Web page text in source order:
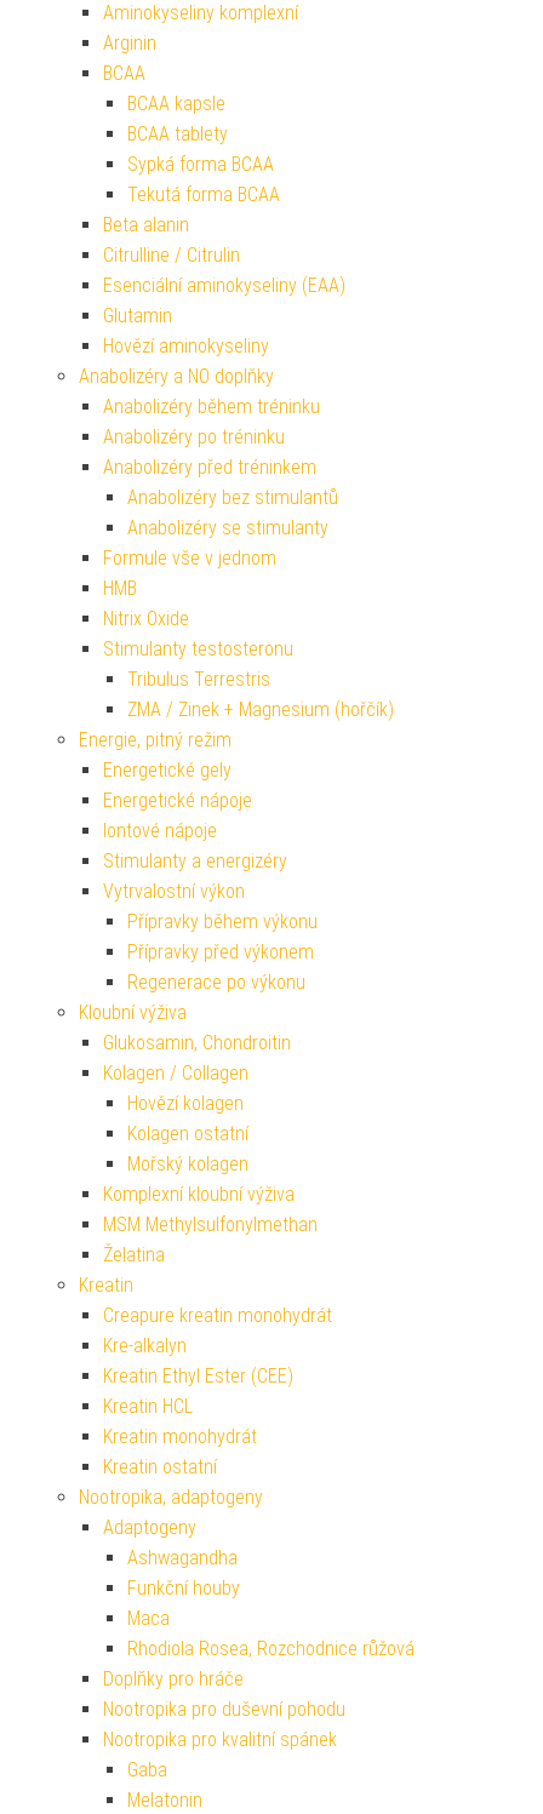
Aminokyseliny komplexní
Arginin
BCAA
BCAA kapsle
BCAA tablety
Sypká forma BCAA
Tekutá forma BCAA
Beta alanin
Citrulline / Citrulin
Esenciální aminokyseliny (EAA)
Glutamin
Hovězí aminokyseliny
Anabolizéry a NO doplňky
Anabolizéry během tréninku
Anabolizéry po tréninku
Anabolizéry před tréninkem
Anabolizéry bez stimulantů
Anabolizéry se stimulanty
Formule vše v jednom
HMB
Nitrix Oxide
Stimulanty testosteronu
Tribulus Terrestris
ZMA / Zinek + Magnesium (hořčík)
Energie, pitný režim
Energetické gely
Energetické nápoje
Iontové nápoje
Stimulanty a energizéry
Vytrvalostní výkon
Přípravky během výkonu
Přípravky před výkonem
Regenerace po výkonu
Kloubní výživa
Glukosamin, Chondroitin
Kolagen / Collagen
Hovězí kolagen
Kolagen ostatní
Mořský kolagen
Komplexní kloubní výživa
MSM Methylsulfonylmethan
Želatina
Kreatin
Creapure kreatin monohydrát
Kre-alkalyn
Kreatin Ethyl Ester (CEE)
Kreatin HCL
Kreatin monohydrát
Kreatin ostatní
Nootropika, adaptogeny
Adaptogeny
Ashwagandha
Funkční houby
Maca
Rhodiola Rosea, Rozchodnice růžová
Doplňky pro hráče
Nootropika pro duševní pohodu
Nootropika pro kvalitní spánek
Gaba
Melatonin